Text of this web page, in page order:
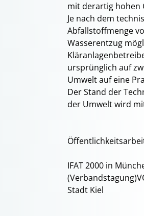
mit derartig hohen
Je nach dem
Abfallstoffmenge
Wasserentzug
ursprünglich auf
Umwelt auf eine
Der Stand der
der Umwelt wird
IFAT 2000 in
Stadt Kiel